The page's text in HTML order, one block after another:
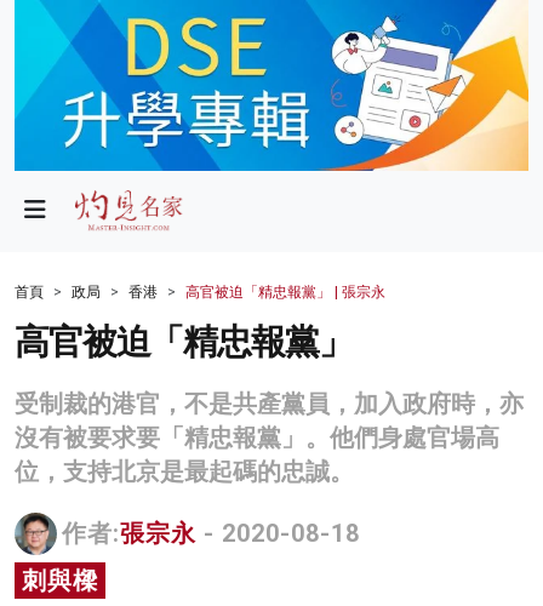
政局
財經
生活
商業
科技
影片
名家榜
首頁 政局 香港 高官被迫「精忠報黨」 | 張宗永
高官被迫「精忠報黨」
受制裁的港官，不是共產黨員，加入政府時，亦
沒有被要求要「精忠報黨」。他們身處官場高
位，支持北京是最起碼的忠誠。
作者:張宗永 - 2020-08-18
刺與樑